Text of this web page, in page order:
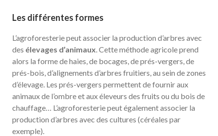
Les différentes formes
L’agroforesterie peut associer la production d’arbres avec
des élevages d’animaux . Cette méthode agricole prend
alors la forme de haies, de bocages, de prés-vergers, de
prés-bois, d’alignements d’arbres fruitiers, au sein de zones
d’élevage. Les prés-vergers permettent de fournir aux
animaux de l’ombre et aux éleveurs des fruits ou du bois de
chauffage… L’agroforesterie peut également associer la
production d’arbres avec des cultures (céréales par
exemple).